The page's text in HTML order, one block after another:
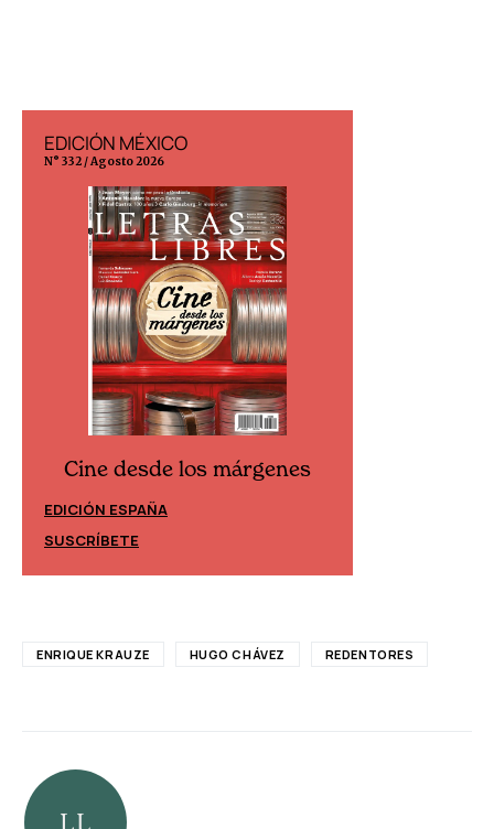
EDICIÓN MÉXICO
N° 332 / Agosto 2026
Cine desde los márgenes
EDICIÓN ESPAÑA
SUSCRÍBETE
ENRIQUE KRAUZE HUGO CHÁVEZ REDENTORES